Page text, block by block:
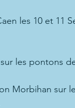
les 10 et 11
les pontons
Morbihan sur